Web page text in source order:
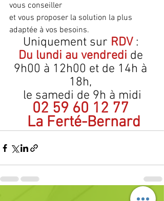
vous conseiller
et vous proposer la solution la plus
adaptée à vos besoins.
Uniquement sur RDV :
Du lundi au vendredi de
9h00 à 12h00 et de 14h à
18h,
le samedi de 9h à midi
02 59 60 12 77
La Ferté-Bernard